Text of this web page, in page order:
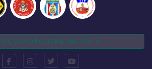
AO POLICIAL MILITAR